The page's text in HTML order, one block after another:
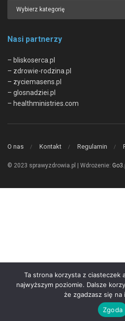
Nasi partnerzy
– bliskoserca.pl
– zdrowie-rodzina.pl
– zyciemasens.pl
– glosnadziei.pl
– healthministries.com
O nas Kontakt Regulamin
© 2023 sprawyzdrowia.pl | Wdrożenie:
Ta strona korzysta z ciasteczek
najwyższym poziomie. Dalsze
że zgadzasz się na
Zgoda